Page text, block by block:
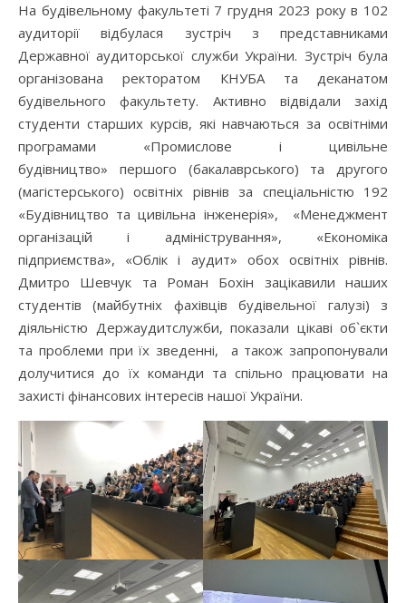
На будівельному факультеті 7 грудня 2023 року в 102
аудиторії відбулася зустріч з представниками
Державної аудиторської служби України. Зустріч була
організована ректоратом КНУБА та деканатом
будівельного факультету. Активно відвідали захід
студенти старших курсів, які навчаються за освітніми
програмами «Промислове і цивільне
будівництво» першого (бакалаврського) та другого
(магістерського) освітніх рівнів за спеціальністю 192
«Будівництво та цивільна інженерія», «Менеджмент
організацій і адміністрування», «Економіка
підприємства», «Облік і аудит» обох освітніх рівнів.
Дмитро Шевчук та Роман Бохін зацікавили наших
студентів (майбутніх фахівців будівельної галузі) з
діяльністю Держаудитслужби, показали цікаві об`єкти
та проблеми при їх зведенні, а також запропонували
долучитися до їх команди та спільно працювати на
захисті фінансових інтересів нашої України.